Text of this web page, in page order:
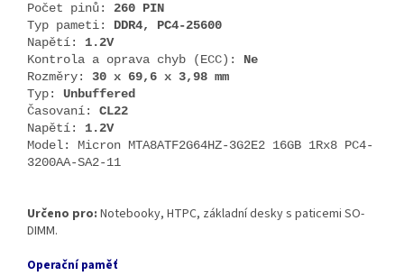
Počet pinů: 260 PIN
Typ pameti: DDR4, PC4-25600
Napětí: 1.2V
Kontrola a oprava chyb (ECC): Ne
Rozměry: 30 x 69,6 x 3,98 mm
Typ: Unbuffered
Časovaní: CL22
Napětí: 1.2V
Model: Micron MTA8ATF2G64HZ-3G2E2 16GB 1Rx8 PC4-
3200AA-SA2-11
Určeno pro: Notebooky, HTPC, základní desky s paticemi SO-
DIMM.
Operační paměť